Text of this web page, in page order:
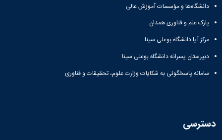
دانشگاه‌ها و مؤسسات آموزش عالی
پارک علم و فناوری همدان
مرکز آپا دانشگاه بوعلی سینا
دبیرستان پسرانه دانشگاه بوعلی سینا
سامانه پاسخگوئی به شکایات وزارت علوم، تحقیقات و فناوری
دسترسی